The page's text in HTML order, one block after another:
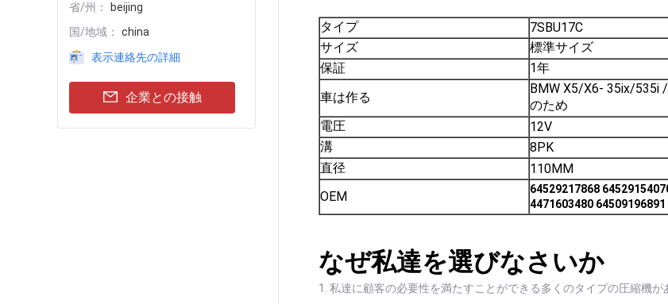
省/州：
beijing
国/地域：
china
表示連絡先の詳細
企業との接触
タイプ
7SBU17C
サイズ
標準サイズ
保証
1年
車は作る
BMW X5/X6- 35ix/535i
のため
電圧
12V
溝
8PK
直径
110MM
OEM
64529217868
4471603480 64509196891
なぜ私達を選びなさいか
1. 私達に顧客の必要性を満たすことができる多くのタイプの圧縮機が